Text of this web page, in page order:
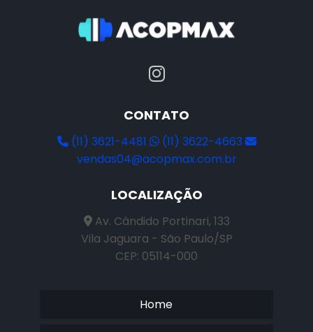
CONTATO
(11) 3621-4481
(11) 3622-4663
vendas04@acopmax.com.br
LOCALIZAÇÃO
Av. Cândido Portinari, 133
Vila Jaguara - São Paulo/SP
CEP: 05114-000
Home